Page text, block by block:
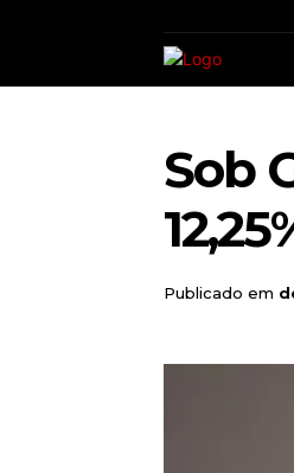
Sob
Publicado em